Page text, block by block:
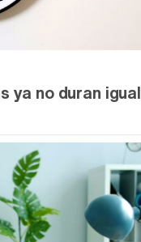
ya no duran igual